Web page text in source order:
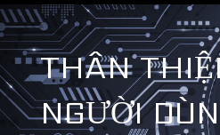
THÂN
NGƯỜI